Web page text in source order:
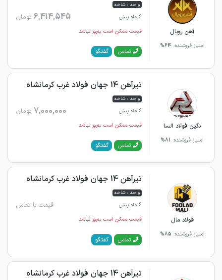
آهن رویال
امتیاز فروشنده:64%
واحد : شاخه
6 ماه پیش
6,414,545 تومان
قیمت ممکن است به‌روز نباشد
تماس گفتگو
نگین فولاد السا
امتیاز فروشنده: 81%
تیرآهن 14 جهان فولاد غرب کرمانشاه
واحد : شاخه
6 ماه پیش
7,000,000 تومان
قیمت ممکن است به‌روز نباشد
تماس گفتگو
فولاد مال
امتیاز فروشنده: 85%
تیرآهن 14 جهان فولاد غرب کرمانشاه
واحد : شاخه
6 ماه پیش
قیمت با تماس
قیمت ممکن است به‌روز نباشد
تماس گفتگو
تیرآهن 14 جهان فولاد غرب کرمانشاه